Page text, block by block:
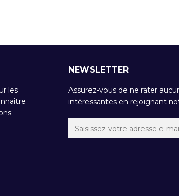
les
NEWSLETTER
Assurez-vous de ne rater
intéressantes en rejoignant